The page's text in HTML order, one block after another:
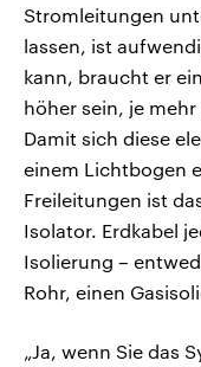
Stromleitungen
lassen, ist
kann, braucht er
höher sein, je
Damit sich diese
einem Lichtbogen
Freileitungen ist
Isolator. Erdkabel
Isolierung –
Rohr, einen
„Ja, wenn Sie das